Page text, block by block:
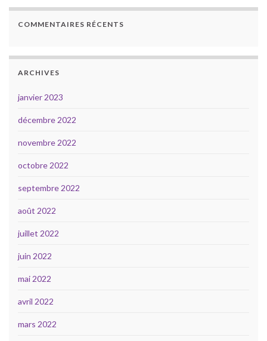
COMMENTAIRES RÉCENTS
ARCHIVES
janvier 2023
décembre 2022
novembre 2022
octobre 2022
septembre 2022
août 2022
juillet 2022
juin 2022
mai 2022
avril 2022
mars 2022